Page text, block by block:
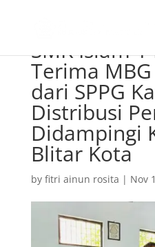
SMK Islam
Terima
dari SPPG
Distribusi
Didampingi
Blitar Kota
by fitri ainun rosita | Nov